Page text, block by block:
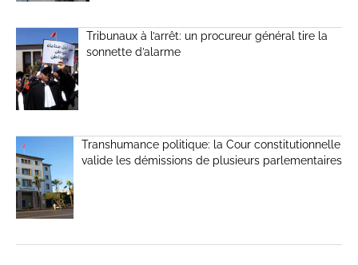
Tribunaux à l’arrêt: un procureur général tire la
sonnette d’alarme
Transhumance politique: la Cour constitutionnelle
valide les démissions de plusieurs parlementaires